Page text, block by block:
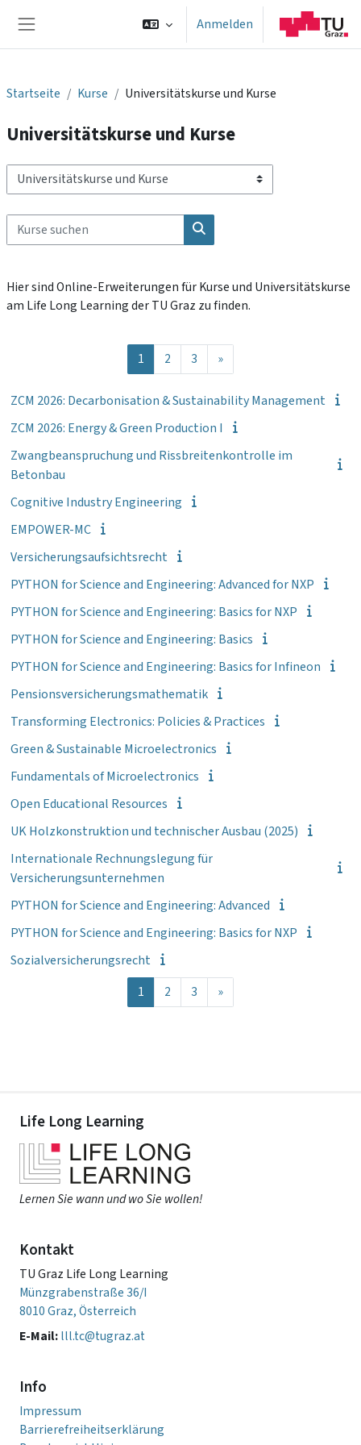
Anmelden
Startseite Kurse Universitätskurse und Kurse
Universitätskurse und Kurse
Kursbereiche
Kurse suchen
Kurse suchen
Hier sind Online-Erweiterungen für Kurse und Universitätskurse
am Life Long Learning der TU Graz zu finden.
1 Seite 1
2 Seite 2
3 Seite 3
»Nächste Seite
ZCM 2026: Decarbonisation & Sustainability Management
ZCM 2026: Energy & Green Production I
Zwangbeanspruchung und Rissbreitenkontrolle im
Betonbau
Cognitive Industry Engineering
EMPOWER-MC
Versicherungsaufsichtsrecht
PYTHON for Science and Engineering: Advanced for NXP
PYTHON for Science and Engineering: Basics for NXP
PYTHON for Science and Engineering: Basics
PYTHON for Science and Engineering: Basics for Infineon
Pensionsversicherungsmathematik
Transforming Electronics: Policies & Practices
Green & Sustainable Microelectronics
Fundamentals of Microelectronics
Open Educational Resources
UK Holzkonstruktion und technischer Ausbau (2025)
Internationale Rechnungslegung für
Versicherungsunternehmen
PYTHON for Science and Engineering: Advanced
PYTHON for Science and Engineering: Basics for NXP
Sozialversicherungsrecht
1 Seite 1
2 Seite 2
3 Seite 3
»Nächste Seite
Life Long Learning
Lernen Sie wann und wo Sie wollen!
Kontakt
TU Graz Life Long Learning
Münzgrabenstraße 36/I
8010 Graz, Österreich
E-Mail:lll.tc@tugraz.at
Info
Impressum
Barrierefreiheitserklärung